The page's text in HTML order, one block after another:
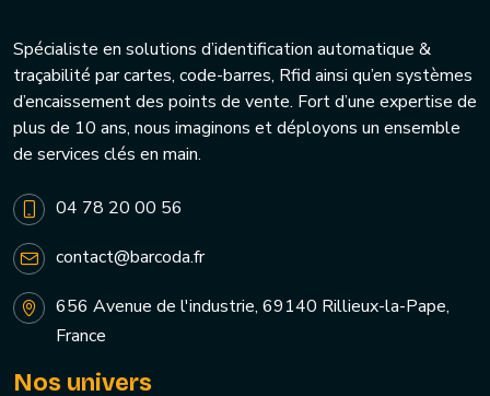
Spécialiste en solutions d’identification automatique &
traçabilité par cartes, code-barres, Rfid ainsi qu’en systèmes
d’encaissement des points de vente. Fort d’une expertise de
plus de 10 ans, nous imaginons et déployons un ensemble
de services clés en main.
04 78 20 00 56
contact@barcoda.fr
656 Avenue de l'industrie, 69140 Rillieux-la-Pape,
France
Nos univers